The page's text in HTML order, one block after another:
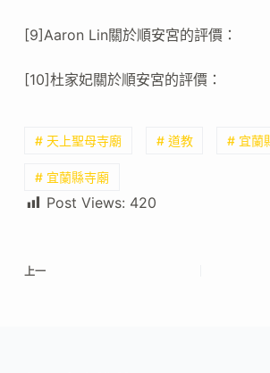
[9]Aaron Lin關於順安宮的評價：
[10]杜家妃關於順安宮的評價：
# 天上聖母寺廟 # 道教 # 宜蘭
# 宜蘭縣寺廟
Post Views: 420
上一